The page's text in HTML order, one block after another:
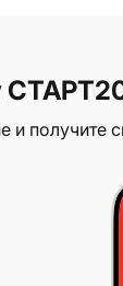
и получите